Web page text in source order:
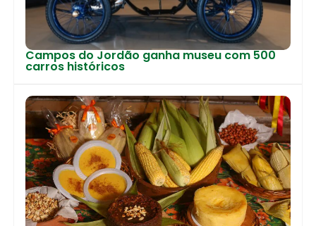
Campos do Jordão ganha museu com 500
carros históricos